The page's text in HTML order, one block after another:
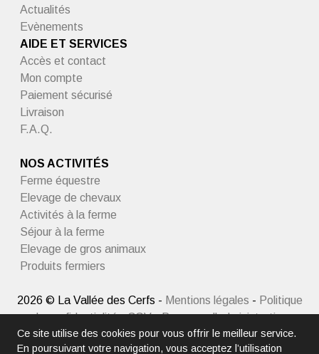
Ce site utilise des cookies pour vous offrir le meilleur service.
En poursuivant votre navigation, vous acceptez l’utilisation
Actualités
Evènements
AIDE ET SERVICES
Accès et contact
Mon compte
Paiement sécurisé
Livraison
F.A.Q.
NOS ACTIVITÉS
Ferme équestre
Elevage de chevaux
Activités à la ferme
Séjour à la ferme
Elevage de gros animaux
Produits fermiers
2026 © La Vallée des Cerfs - Mentions légales - Politique
de confidentialité-CGV-Panneau d'administration